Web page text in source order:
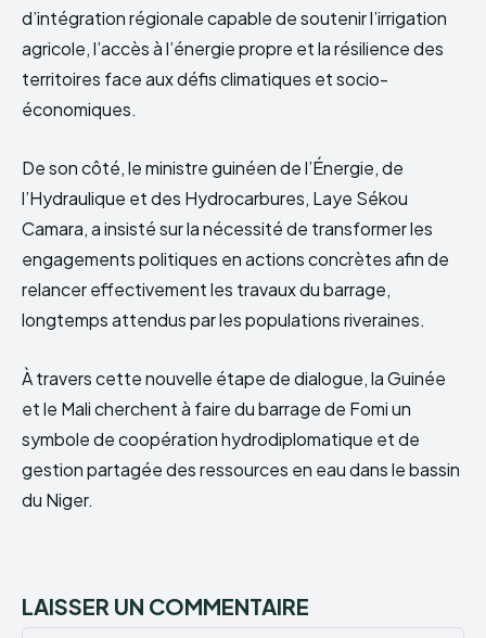
d’intégration régionale capable de soutenir l’irrigation
agricole, l’accès à l’énergie propre et la résilience des
territoires face aux défis climatiques et socio-
économiques.
De son côté, le ministre guinéen de l’Énergie, de
l’Hydraulique et des Hydrocarbures, Laye Sékou
Camara, a insisté sur la nécessité de transformer les
engagements politiques en actions concrètes afin de
relancer effectivement les travaux du barrage,
longtemps attendus par les populations riveraines.
À travers cette nouvelle étape de dialogue, la Guinée
et le Mali cherchent à faire du barrage de Fomi un
symbole de coopération hydrodiplomatique et de
gestion partagée des ressources en eau dans le bassin
du Niger.
LAISSER UN COMMENTAIRE